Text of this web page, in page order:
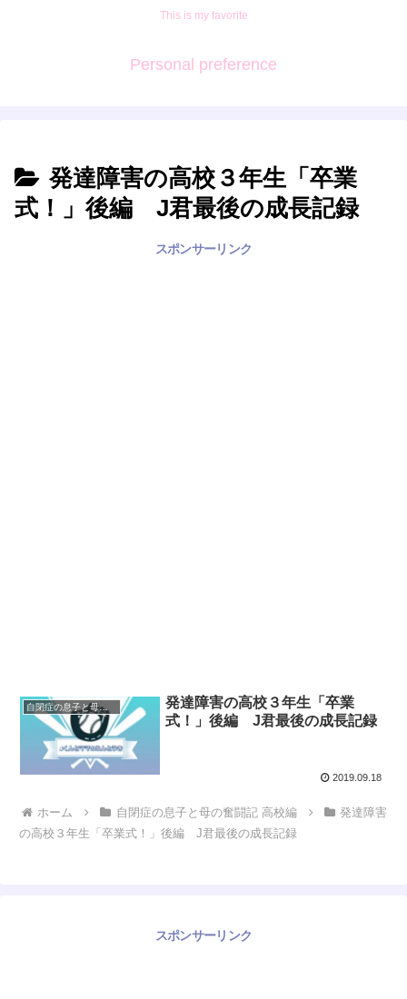
This is my favorite
Personal preference
発達障害の高校３年生「卒業
式！」後編 J君最後の成長記録
スポンサーリンク
自閉症の息子と母の奮闘記 高校編
発達障害の高校３年生「卒業
式！」後編 J君最後の成長記録
2019.09.18
ホーム 自閉症の息子と母の奮闘記 高校編
発達障害
の高校３年生「卒業式！」後編 J君最後の成長記録
スポンサーリンク